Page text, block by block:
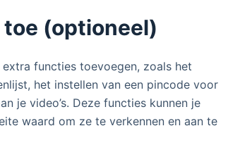
(optioneel)
functies toevoegen, zoals het
het instellen van een pincode voor
je video’s. Deze functies kunnen je
waard om ze te verkennen en aan te